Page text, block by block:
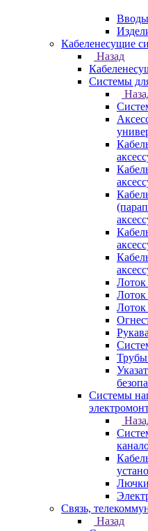
Вводы
Кабеленесущие
Назад
Системы
Лоток
Лоток
Трубы
Системы
Лючки
Связь,
Назад